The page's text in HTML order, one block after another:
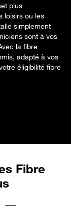
plus
loisirs ou les
simplement
sont à vos
la fibre
adapté à vos
éligibilité fibre
Fibre